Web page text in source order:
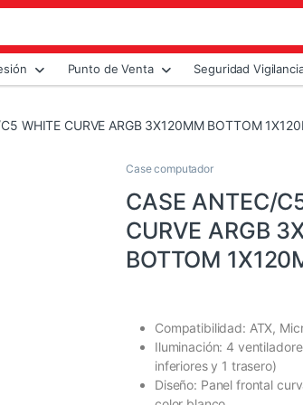
Punto de Venta Seguridad
WHITE CURVE ARGB 3X120MM BOTTOM
Case computador
CASE ANTEC/
CURVE ARGB
BOTTOM
Compatibilidad: ATX,
Iluminación: 4
inferiores y 1 trasero)
Diseño: Panel frontal